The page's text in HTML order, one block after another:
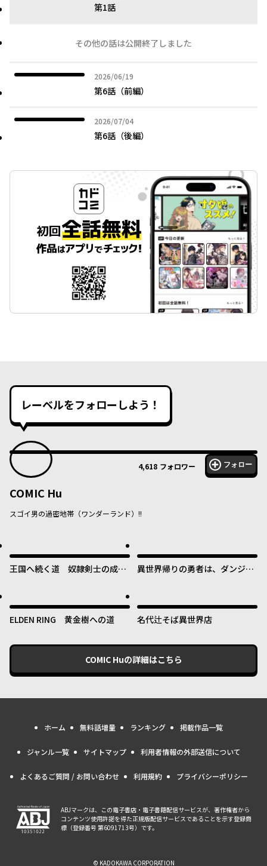
第1話
その他の話は公開終了しました
2026/06/19
2026年06月19日
第6話（前編）
2026/07/04
2026年07月04日
第6話（後編）
レーベルをフォローしよう！
4,618 フォロワー フォロー
COMIC Hu
スゴイ男の過密地帯（ワンダーランド）!!
王国へ続く道 奴隷剣士の成り
異世界帰りの勇者は、ダンジョ
ます！
ELDEN RING 黄金樹への道
名代辻そば異世界店
COMIC Huの詳細はこちら
ホーム 無料話増量 ランキング 掲載作品一覧
ジャンル一覧 サイトマップ 利用者情報の外部送信について
よくあるご質問 / お問い合わせ 利用規約 プライバシーポリシー
ABJマークは、この電子書店・電子書籍配信サービスが、著作権者から
コンテンツ使用許諾を得た正規版配信サービスであることを示す登録商
標（登録番号 第6091713号）です。
© KADOKAWA CORPORATION